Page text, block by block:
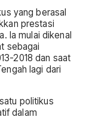
yang berasal
prestasi
Ia mulai dikenal
sebagai
2018 dan saat
lagi dari
politikus
dalam